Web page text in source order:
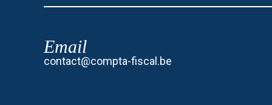
Email
contact@compta-fiscal.be